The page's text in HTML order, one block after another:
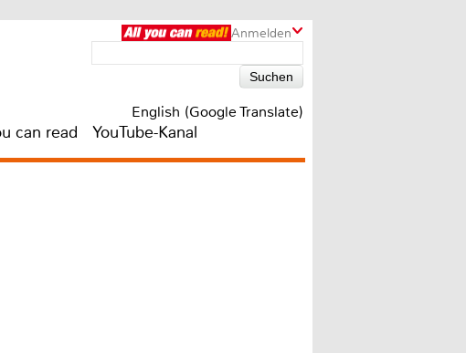
Anmelden
English (Google Translate)
can read YouTube-Kanal